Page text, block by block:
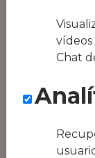
equipos
oferta
ser
Chat